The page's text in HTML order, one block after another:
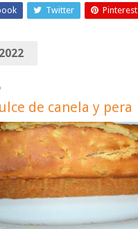
Twitter Pinterest
de canela y pera